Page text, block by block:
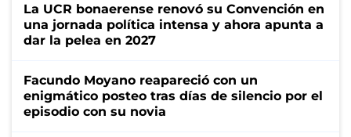
La UCR bonaerense renovó su Convención en
una jornada política intensa y ahora apunta a
dar la pelea en 2027
Facundo Moyano reapareció con un
enigmático posteo tras días de silencio por el
episodio con su novia